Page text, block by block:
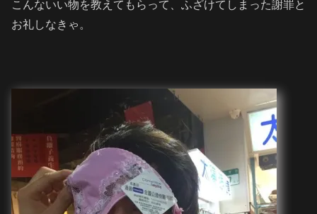
こんないい物を教えてもらって、ふざけてしまった謝罪と
お礼しなきゃ。